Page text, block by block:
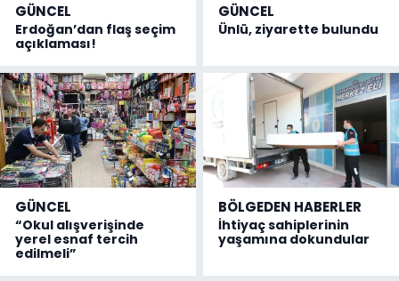
GÜNCEL
Erdoğan’dan flaş seçim
açıklaması!
GÜNCEL
Ünlü, ziyarette bulundu
GÜNCEL
“Okul alışverişinde
yerel esnaf tercih
edilmeli”
BÖLGEDEN HABERLER
İhtiyaç sahiplerinin
yaşamına dokundular